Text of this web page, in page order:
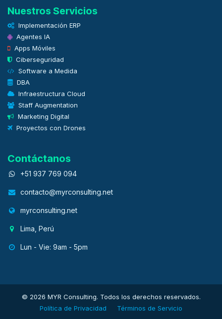
Nuestros Servicios
Implementación ERP
Agentes IA
Apps Móviles
Ciberseguridad
Software a Medida
DBA
Infraestructura Cloud
Staff Augmentation
Marketing Digital
Proyectos con Drones
Contáctanos
+51 937 769 094
contacto@myrconsulting.net
myrconsulting.net
Lima, Perú
Lun - Vie: 9am - 5pm
© 2026 MYR Consulting. Todos los derechos reservados.
Política de Privacidad
Términos de Servicio